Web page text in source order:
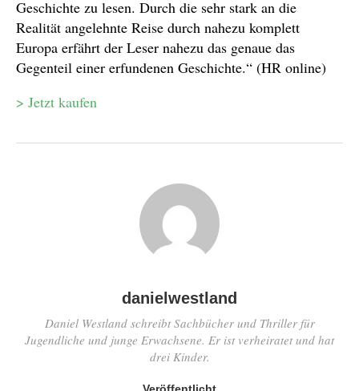
Geschichte zu lesen. Durch die sehr stark an die
Realität angelehnte Reise durch nahezu komplett
Europa erfährt der Leser nahezu das genaue das
Gegenteil einer erfundenen Geschichte.“ (HR online)
> Jetzt kaufen
danielwestland
Daniel Westland schreibt Sachbücher und Thriller für
Jugendliche und junge Erwachsene. Er ist verheiratet und hat
drei Kinder.